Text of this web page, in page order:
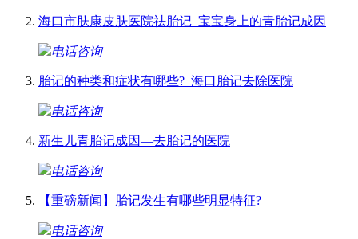
海口市肤康皮肤医院祛胎记_宝宝身上的青胎记成因
电话咨询
胎记的种类和症状有哪些?_海口胎记去除医院
电话咨询
新生儿青胎记成因—去胎记的医院
电话咨询
【重磅新闻】胎记发生有哪些明显特征?
电话咨询